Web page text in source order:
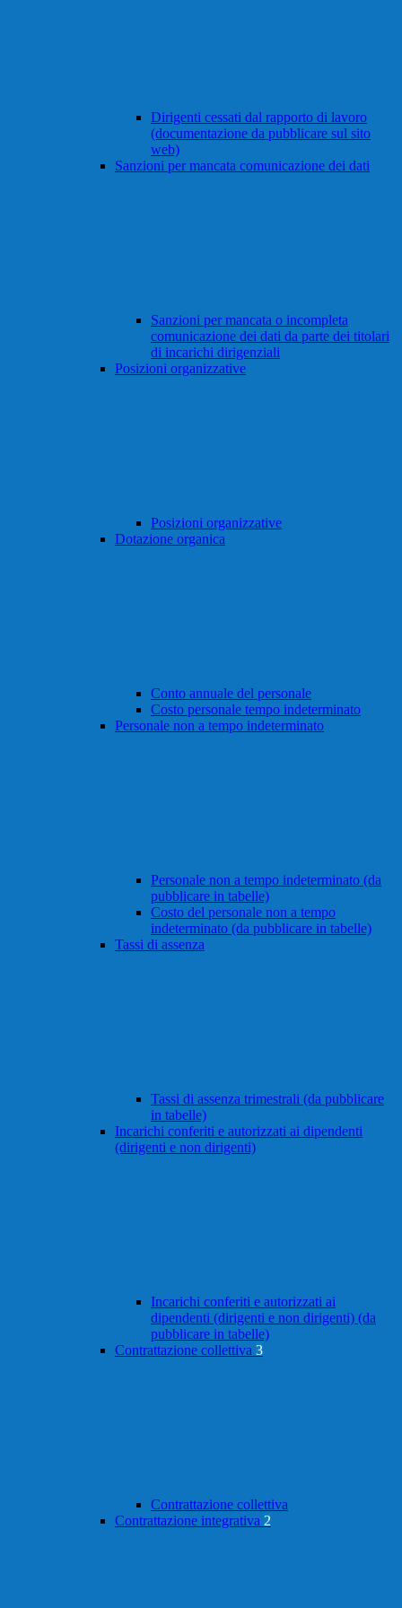
Dirigenti cessati dal rapporto di lavoro
(documentazione da pubblicare sul sito
web)
Sanzioni per mancata comunicazione dei dati
Sanzioni per mancata o incompleta
comunicazione dei dati da parte dei titolari
di incarichi dirigenziali
Posizioni organizzative
Posizioni organizzative
Dotazione organica
Conto annuale del personale
Costo personale tempo indeterminato
Personale non a tempo indeterminato
Personale non a tempo indeterminato (da
pubblicare in tabelle)
Costo del personale non a tempo
indeterminato (da pubblicare in tabelle)
Tassi di assenza
Tassi di assenza trimestrali (da pubblicare
in tabelle)
Incarichi conferiti e autorizzati ai dipendenti
(dirigenti e non dirigenti)
Incarichi conferiti e autorizzati ai
dipendenti (dirigenti e non dirigenti) (da
pubblicare in tabelle)
Contrattazione collettiva 3
Contrattazione collettiva
Contrattazione integrativa 2